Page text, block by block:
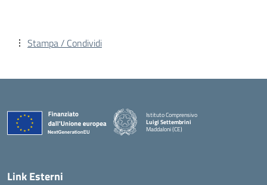
Stampa / Condividi
Istituto Comprensivo
Luigi Settembrini
Maddaloni (CE)
Link Esterni